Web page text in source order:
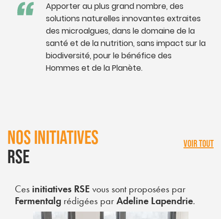
Apporter au plus grand nombre, des
solutions naturelles innovantes extraites
des microalgues, dans le domaine de la
santé et de la nutrition, sans impact sur la
biodiversité, pour le bénéfice des
Hommes et de la Planète.
NOS INITIATIVES
RSE
VOIR TOUT
Ces initiatives RSE vous sont proposées par
Fermentalg rédigées par Adeline Lapendrie.